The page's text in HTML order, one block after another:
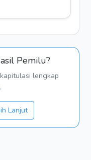
Pemilu?
lengkap
Lanjut